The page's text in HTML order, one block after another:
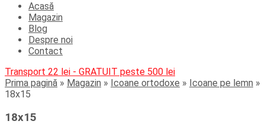
Acasă
Magazin
Blog
Despre noi
Contact
Transport 22 lei - GRATUIT peste 500 lei
Prima pagină » Magazin » Icoane ortodoxe » Icoane pe lemn »
18x15
18x15